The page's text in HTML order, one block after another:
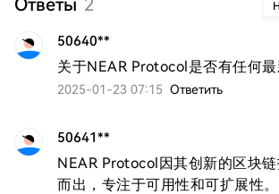
Ответы 2
50640**
关于NEAR Protocol是否有任何最
2025-01-23 07:15 Ответить
50641**
NEAR Protocol因其创新的区块
而出，专注于可用性和可扩展性